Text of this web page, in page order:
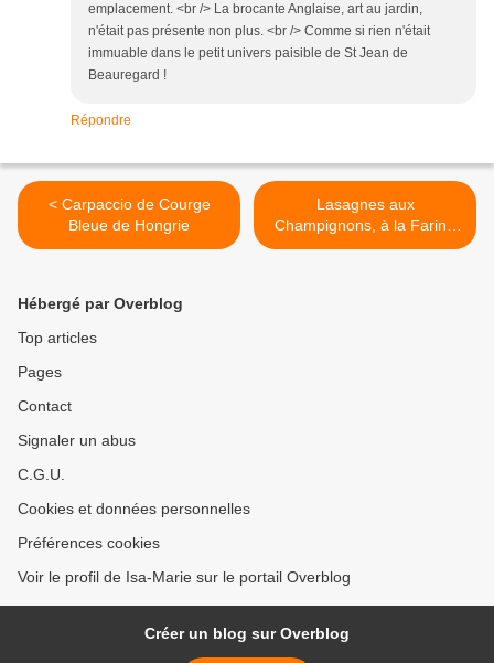
emplacement. <br /> La brocante Anglaise, art au jardin,
n'était pas présente non plus. <br /> Comme si rien n'était
immuable dans le petit univers paisible de St Jean de
Beauregard !
Répondre
< Carpaccio de Courge
Bleue de Hongrie
Lasagnes aux
Champignons, à la Farine
de Lupin et à l'Estragon en
Hébergé par Overblog
Top articles
Pages
Contact
Signaler un abus
C.G.U.
Cookies et données personnelles
Préférences cookies
Voir le profil de Isa-Marie sur le portail Overblog
Créer un blog sur Overblog